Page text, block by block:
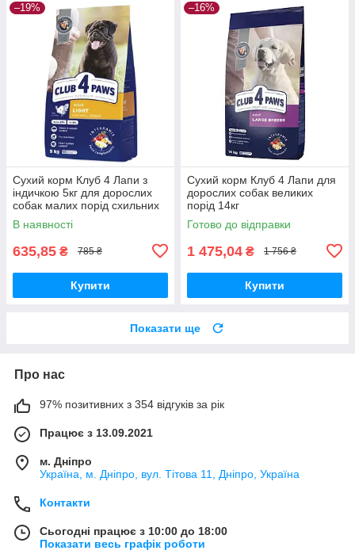
–19%
Сухий корм Клуб 4 Лапи з
індичкою 5кг для дорослих
собак малих порід схильних
до ожиріння (контроль ваги)
В наявності
635,85 ₴ 785 ₴
Купити
–16%
Сухий корм Клуб 4 Лапи для
дорослих собак великих
порід 14кг
Готово до відправки
1 475,04 ₴ 1 756 ₴
Купити
Показати ще
Про нас
97% позитивних з 354 відгуків за рік
Працює з 13.09.2021
м. Дніпро
Україна, м. Дніпро, вул. Тітова 11, Дніпро, Україна
Контакти
Сьогодні працює з 10:00 до 18:00
Показати весь графік роботи